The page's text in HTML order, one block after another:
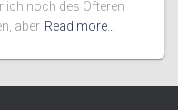
noch des Öfteren
aber Read more…